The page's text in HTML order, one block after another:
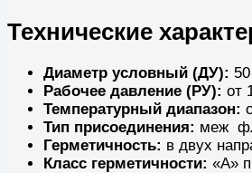
Технические
Диаметр условный (ДУ):
Рабочее давление (РУ): от
Температурный диапазон:
Тип присоединения: меж
Герметичность: в двух
Класс герметичности: «А»